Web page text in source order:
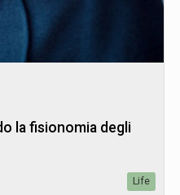
la fisionomia degli
Life